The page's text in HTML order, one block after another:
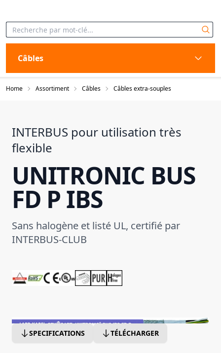
Câbles
Home Assortiment Câbles Câbles extra-souples
INTERBUS pour utilisation très
flexible
UNITRONIC BUS
FD P IBS
Sans halogène et listé UL, certifié par
INTERBUS-CLUB
SPECIFICATIONS TÉLÉCHARGER